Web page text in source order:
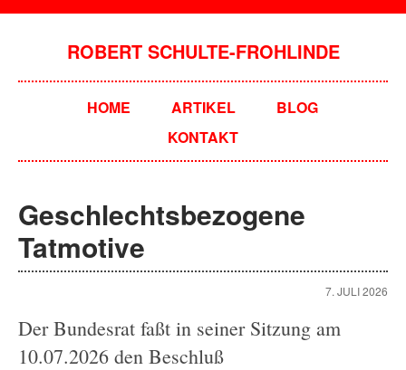
ROBERT SCHULTE-FROHLINDE
HOME ARTIKEL
BLOG
KONTAKT
Geschlechtsbezogene
Tatmotive
7. JULI 2026
Der Bundesrat faßt in seiner Sitzung am
10.07.2026 den Beschluß